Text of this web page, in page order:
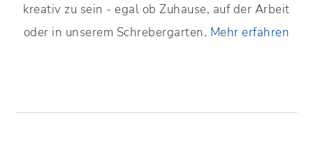
kreativ zu sein - egal ob Zuhause, auf der Arbeit
oder in unserem Schrebergarten. Mehr erfahren